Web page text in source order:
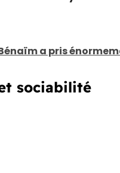
a pris
sociabilité